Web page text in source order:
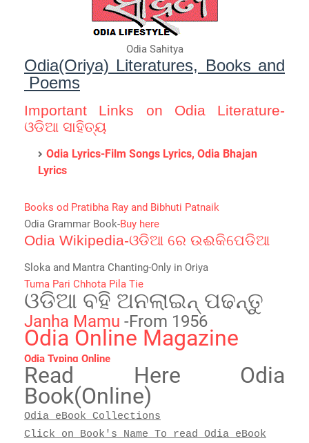
Odia Sahitya
Odia(Oriya) Literatures, Books and
Poems
Important Links on Odia Literature-
ଓଡିଆ ସାହିତ୍ୟ
Odia Lyrics-Film Songs Lyrics, Odia Bhajan
Lyrics
Books od Pratibha Ray and Bibhuti Patnaik
Odia Grammar Book-Buy here
Odia Wikipedia-ଓଡିଆ ରେ ଉଈକିପେଡିଆ
Sloka and Mantra Chanting-Only in Oriya
Tuma Pari Chhota Pila Tie
ଓଡିଆ ବହି ଅନଲାଇନ୍ ପଢନ୍ତୁ
Janha Mamu -From 1956
Odia Online Magazine
Odia Typing Online
Read Here Odia
Book(Online)
Odia eBook Collections
Click on Book's Name To read Odia eBook